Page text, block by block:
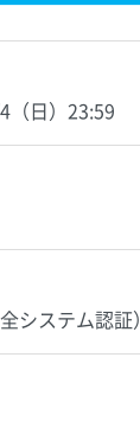
（日）23:59
システム認証）